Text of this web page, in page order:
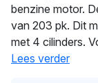
benzine motor.
van 203 pk. Dit
met 4 cilinders.
auto 8.3 l/100
Lees verder